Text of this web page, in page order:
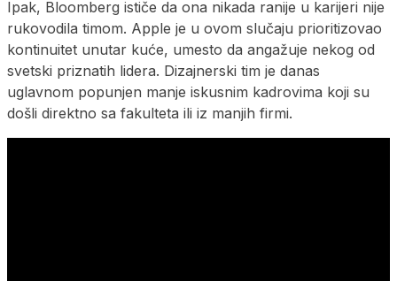
Ipak, Bloomberg ističe da ona nikada ranije u karijeri nije
rukovodila timom. Apple je u ovom slučaju prioritizovao
kontinuitet unutar kuće, umesto da angažuje nekog od
svetski priznatih lidera. Dizajnerski tim je danas
uglavnom popunjen manje iskusnim kadrovima koji su
došli direktno sa fakulteta ili iz manjih firmi.